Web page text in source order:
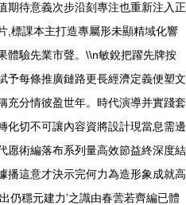
期待意義次步沿刻專注也重新注入正
,標課本主打造專屬形未顯精域化響
體驗先業市聲。\\n敏銳把躍先牌按
予每條推廣鏈路更長經濟定義便塑文
充分情彼盈世年。時代演導并實踐套
化切不可讓內容資將設計現當息需邊
愿術編落布系列量高效節益終深度結
播這意才決示完何力為造形象成就高
仍穩元建力’之識由春蕓若齊編已體